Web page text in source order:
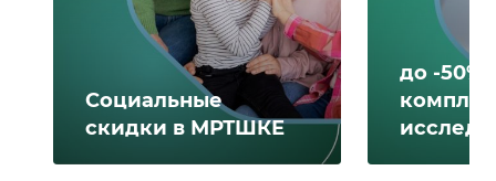
Социальные
скидки в МРТШКЕ
до -50%